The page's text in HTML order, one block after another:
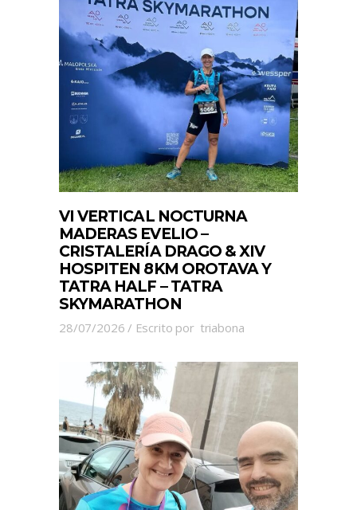
VI VERTICAL NOCTURNA
MADERAS EVELIO –
CRISTALERÍA DRAGO & XIV
HOSPITEN 8KM OROTAVA Y
TATRA HALF – TATRA
SKYMARATHON
28/07/2026 Escrito por triabona